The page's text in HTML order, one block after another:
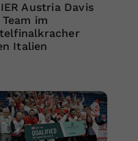
Austria Davis
im
Italien